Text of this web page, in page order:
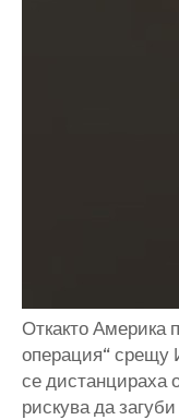
Откакто Америка
операция“ срещу
се дистанцираха
рискува да